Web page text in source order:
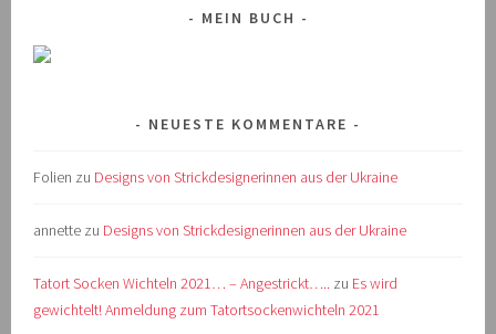
MEIN BUCH
NEUESTE KOMMENTARE
Folien zu Designs von Strickdesignerinnen aus der Ukraine
annette zu Designs von Strickdesignerinnen aus der Ukraine
Tatort Socken Wichteln 2021… – Angestrickt….. zu Es wird
gewichtelt! Anmeldung zum Tatortsockenwichteln 2021